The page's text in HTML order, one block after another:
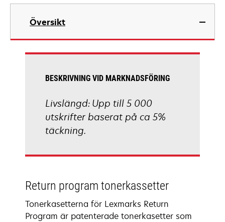
Översikt
BESKRIVNING VID MARKNADSFÖRING
Livslängd: Upp till 5 000
utskrifter baserat på ca 5%
täckning.
Return program tonerkassetter
Tonerkasetterna för Lexmarks Return
Program är patenterade tonerkasetter som